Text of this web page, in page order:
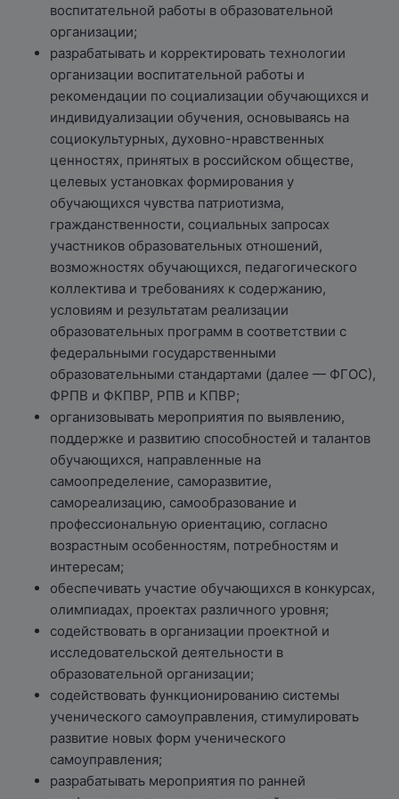
воспитательной работы в образовательной
организации;
разрабатывать и корректировать технологии
организации воспитательной работы и
рекомендации по социализации обучающихся и
индивидуализации обучения, основываясь на
социокультурных, духовно-нравственных
ценностях, принятых в российском обществе,
целевых установках формирования у
обучающихся чувства патриотизма,
гражданственности, социальных запросах
участников образовательных отношений,
возможностях обучающихся, педагогического
коллектива и требованиях к содержанию,
условиям и результатам реализации
образовательных программ в соответствии с
федеральными государственными
образовательными стандартами (далее — ФГОС),
ФРПВ и ФКПВР, РПВ и КПВР;
организовывать мероприятия по выявлению,
поддержке и развитию способностей и талантов
обучающихся, направленные на
самоопределение, саморазвитие,
самореализацию, самообразование и
профессиональную ориентацию, согласно
возрастным особенностям, потребностям и
интересам;
обеспечивать участие обучающихся в конкурсах,
олимпиадах, проектах различного уровня;
содействовать в организации проектной и
исследовательской деятельности в
образовательной организации;
содействовать функционированию системы
ученического самоуправления, стимулировать
развитие новых форм ученического
самоуправления;
разрабатывать мероприятия по ранней